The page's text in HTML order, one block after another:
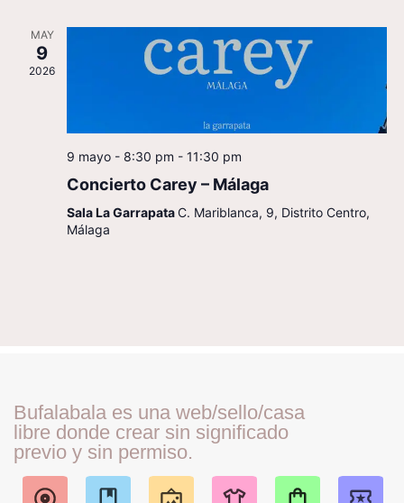
MAY
9
2026
9 mayo - 8:30 pm - 11:30 pm
Concierto Carey – Málaga
Sala La GarrapataC. Mariblanca, 9, Distrito Centro,
Málaga
Bufalabala es una web/sello/casa
libre donde crear sin significado
previo y sin permiso.